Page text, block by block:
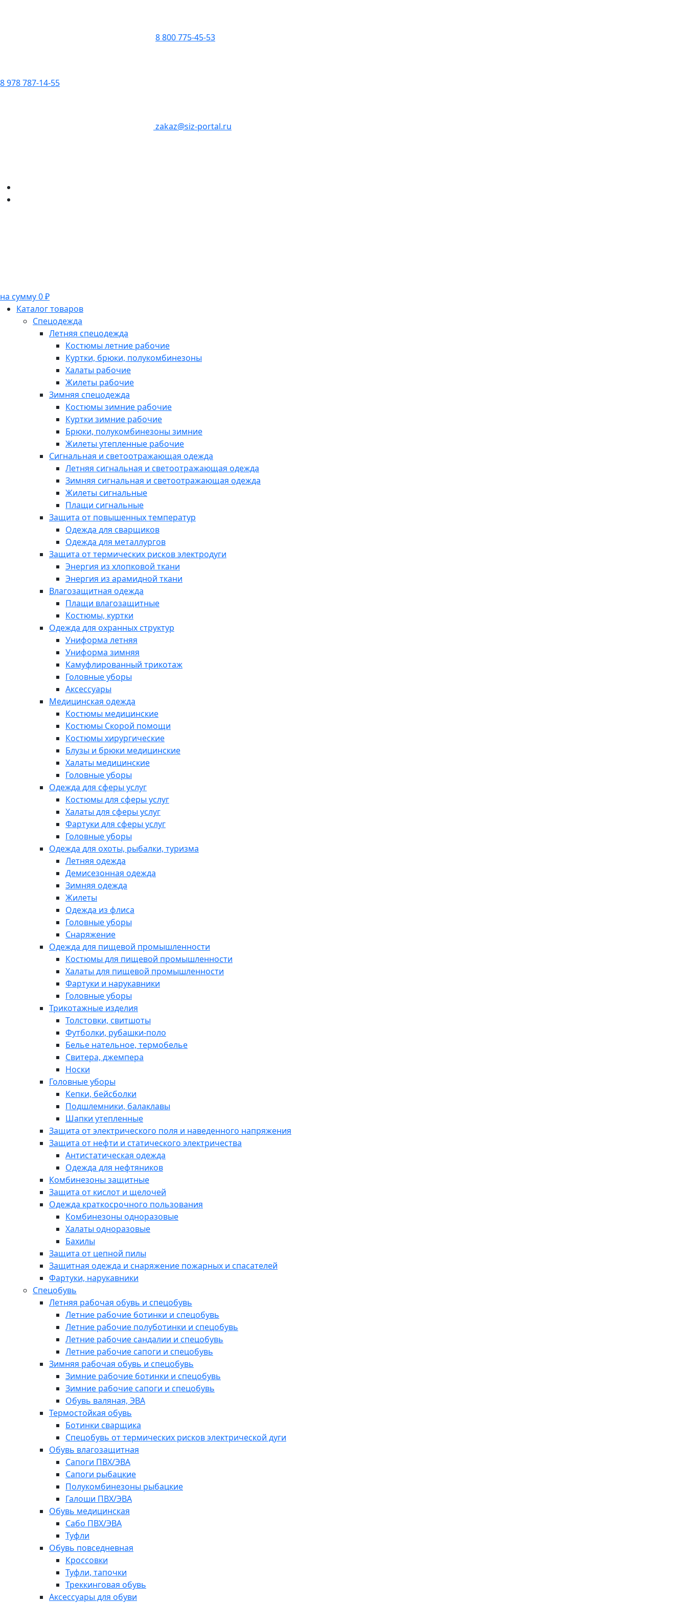
8 800 775-45-53
8 978 787-14-55
zakaz@siz-portal.ru
на сумму 0 ₽
Каталог товаров
Спецодежда
Летняя спецодежда
Костюмы летние рабочие
Куртки, брюки, полукомбинезоны
Халаты рабочие
Жилеты рабочие
Зимняя спецодежда
Костюмы зимние рабочие
Куртки зимние рабочие
Брюки, полукомбинезоны зимние
Жилеты утепленные рабочие
Сигнальная и светоотражающая одежда
Летняя сигнальная и светоотражающая одежда
Зимняя сигнальная и светоотражающая одежда
Жилеты сигнальные
Плащи сигнальные
Защита от повышенных температур
Одежда для сварщиков
Одежда для металлургов
Защита от термических рисков электродуги
Энергия из хлопковой ткани
Энергия из арамидной ткани
Влагозащитная одежда
Плащи влагозащитные
Костюмы, куртки
Одежда для охранных структур
Униформа летняя
Униформа зимняя
Камуфлированный трикотаж
Головные уборы
Аксессуары
Медицинская одежда
Костюмы медицинские
Костюмы Скорой помощи
Костюмы хирургические
Блузы и брюки медицинские
Халаты медицинские
Головные уборы
Одежда для сферы услуг
Костюмы для сферы услуг
Халаты для сферы услуг
Фартуки для сферы услуг
Головные уборы
Одежда для охоты, рыбалки, туризма
Летняя одежда
Демисезонная одежда
Зимняя одежда
Жилеты
Одежда из флиса
Головные уборы
Снаряжение
Одежда для пищевой промышленности
Костюмы для пищевой промышленности
Халаты для пищевой промышленности
Фартуки и нарукавники
Головные уборы
Трикотажные изделия
Толстовки, свитшоты
Футболки, рубашки-поло
Белье нательное, термобелье
Свитера, джемпера
Носки
Головные уборы
Кепки, бейсболки
Подшлемники, балаклавы
Шапки утепленные
Защита от электрического поля и наведенного напряжения
Защита от нефти и статического электричества
Антистатическая одежда
Одежда для нефтяников
Комбинезоны защитные
Защита от кислот и щелочей
Одежда краткосрочного пользования
Комбинезоны одноразовые
Халаты одноразовые
Бахилы
Защита от цепной пилы
Защитная одежда и снаряжение пожарных и спасателей
Фартуки, нарукавники
Спецобувь
Летняя рабочая обувь и спецобувь
Летние рабочие ботинки и спецобувь
Летние рабочие полуботинки и спецобувь
Летние рабочие сандалии и спецобувь
Летние рабочие сапоги и спецобувь
Зимняя рабочая обувь и спецобувь
Зимние рабочие ботинки и спецобувь
Зимние рабочие сапоги и спецобувь
Обувь валяная, ЭВА
Термостойкая обувь
Ботинки сварщика
Спецобувь от термических рисков электрической дуги
Обувь влагозащитная
Сапоги ПВХ/ЭВА
Сапоги рыбацкие
Полукомбинезоны рыбацкие
Галоши ПВХ/ЭВА
Обувь медицинская
Сабо ПВХ/ЭВА
Туфли
Обувь повседневная
Кроссовки
Туфли, тапочки
Треккинговая обувь
Аксессуары для обуви